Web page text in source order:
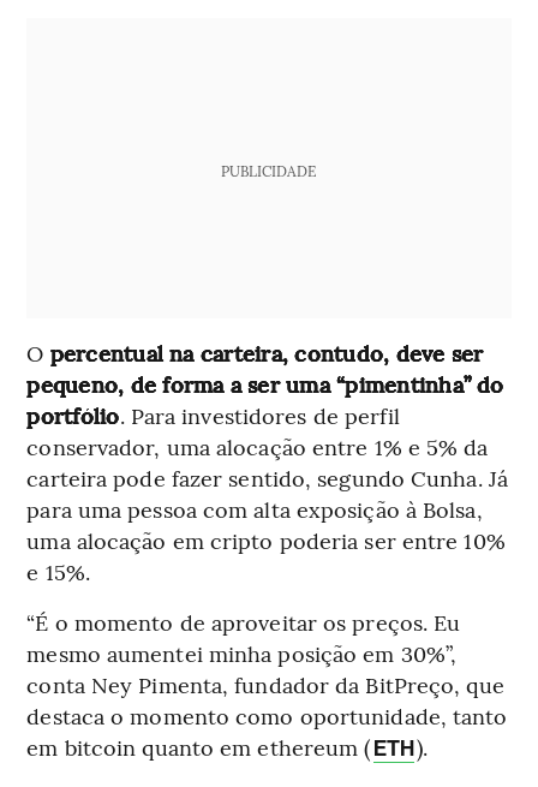
PUBLICIDADE
O percentual na carteira, contudo, deve ser
pequeno, de forma a ser uma “pimentinha” do
portfólio. Para investidores de perfil
conservador, uma alocação entre 1% e 5% da
carteira pode fazer sentido, segundo Cunha. Já
para uma pessoa com alta exposição à Bolsa,
uma alocação em cripto poderia ser entre 10%
e 15%.
“É o momento de aproveitar os preços. Eu
mesmo aumentei minha posição em 30%”,
conta Ney Pimenta, fundador da BitPreço, que
destaca o momento como oportunidade, tanto
em bitcoin quanto em ethereum (ETH).